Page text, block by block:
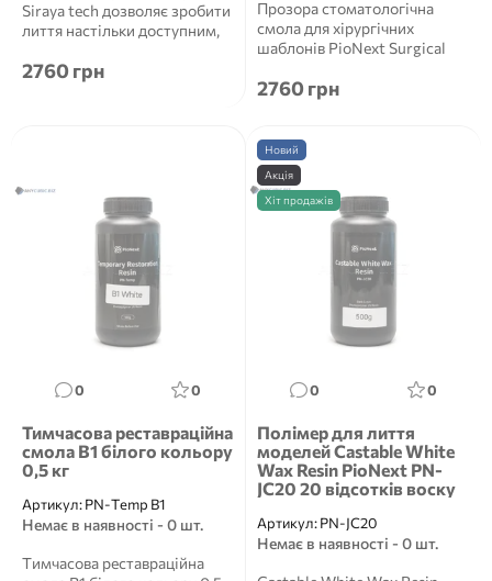
Siraya tech дозволяє зробити
лиття настільки доступним,
2760 грн
Прозора стоматологічна
смола для хірургічних
шаблонів PioNext Surgical
2760 грн
0 0
Тимчасова реставраційна
смола B1 білого кольору
0,5 кг
Артикул:PN-Temp B1
Немає в наявності - 0 шт.
Тимчасова реставраційна
Новий
Акція
Хіт продажів
0 0
Полімер для лиття
моделей Castable White
Wax Resin PioNext PN-
JC20 20 відсотків воску
Артикул:PN-JC20
Немає в наявності - 0 шт.